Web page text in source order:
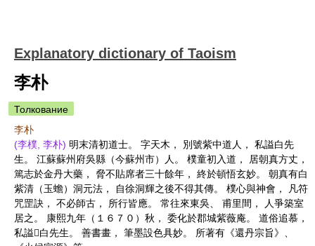
Explanatory dictionary of Taoism
李朴
Толкование
李朴
(李樸, 李朴) 明末清初道士。 字天木， 別號紫中道人， 私謚白先
生。 江蘇蘇州府吳縣（今蘇州市）人。 樸童初入道， 居朝真方丈，
篤志於金丹大藥， 脅不貼席者三十餘年， 終於頓悟玄妙。 朝真有白
紫清（玉蟾）洞元法， 自徐洞輝之後不得其傳。 樸心與神會， 凡符
咒罡訣， 不必師古， 所行皆應。 常往來東吳、 甫里間， 人爭築室
居之。 康熙九年（１６７０）秋， 委化於郡城紫薇庵。 道俗追慕，
私謚白先生。 善書畫， 筆墨設色具妙。 所著有《還丹宗旨》、